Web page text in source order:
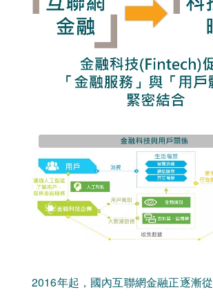
2016年起，國內互聯網金融正逐漸從